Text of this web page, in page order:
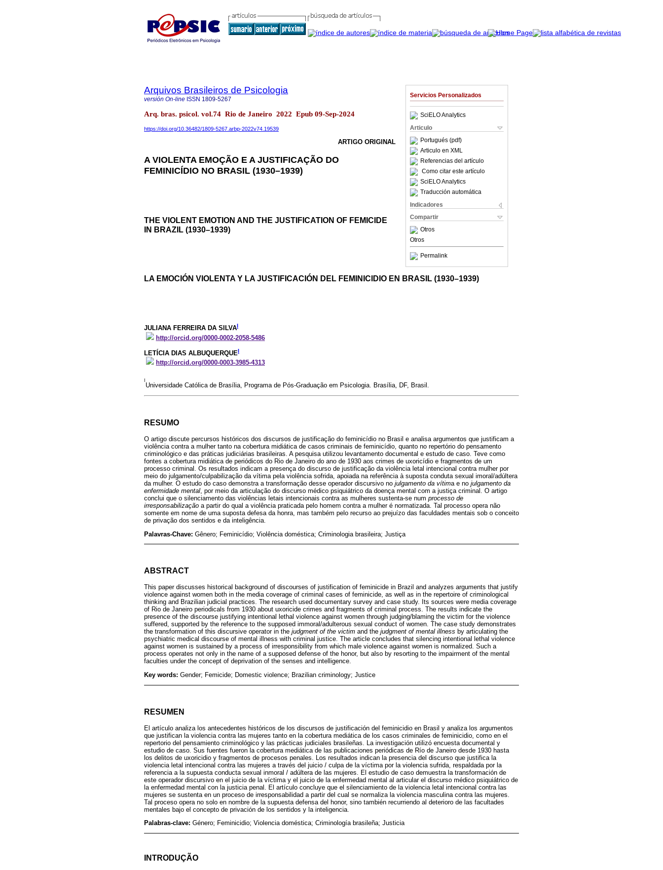
Servicios Personalizados
SciELO Analytics
Articulo
Portugués (pdf)
Articulo en XML
Referencias del artículo
Como citar este artículo
SciELO Analytics
Traducción automática
Indicadores
Compartir
Otros
Otros
Permalink
Arquivos Brasileiros de Psicologia
versión On-line ISSN 1809-5267
Arq. bras. psicol. vol.74 Rio de Janeiro 2022 Epub 09-Sep-2024
https://doi.org/10.36482/1809-5267.arbp-2022v74.19539
ARTIGO ORIGINAL
A VIOLENTA EMOÇÃO E A JUSTIFICAÇÃO DO
FEMINICÍDIO NO BRASIL (1930–1939)
THE VIOLENT EMOTION AND THE JUSTIFICATION OF FEMICIDE
IN BRAZIL (1930–1939)
LA EMOCIÓN VIOLENTA Y LA JUSTIFICACIÓN DEL FEMINICIDIO EN BRASIL (1930–1939)
JULIANA FERREIRA DA SILVA
http://orcid.org/0000-0002-2058-5486
LETÍCIA DIAS ALBUQUERQUEI
http://orcid.org/0000-0003-3985-4313
Universidade Católica de Brasília, Programa de Pós-Graduação em Psicologia. Brasília, DF, Brasil.
RESUMO
O artigo discute percursos históricos dos discursos de justificação do feminicídio no Brasil e analisa argumentos que justificam a
violência contra a mulher tanto na cobertura midiática de casos criminais de feminicídio, quanto no repertório do pensamento
criminológico e das práticas judiciárias brasileiras. A pesquisa utilizou levantamento documental e estudo de caso. Teve como
fontes a cobertura midiática de periódicos do Rio de Janeiro do ano de 1930 aos crimes de uxoricídio e fragmentos de um
processo criminal. Os resultados indicam a presença do discurso de justificação da violência letal intencional contra mulher por
meio do julgamento/culpabilização da vítima pela violência sofrida, apoiada na referência à suposta conduta sexual imoral/adúltera
da mulher. O estudo do caso demonstra a transformação desse operador discursivo no julgamento da vítima e no julgamento da
enfermidade mental , por meio da articulação do discurso médico psiquiátrico da doença mental com a justiça criminal. O artigo
conclui que o silenciamento das violências letais intencionais contra as mulheres sustenta-se num processo de
irresponsabilização a partir do qual a violência praticada pelo homem contra a mulher é normatizada. Tal processo opera não
somente em nome de uma suposta defesa da honra, mas também pelo recurso ao prejuízo das faculdades mentais sob o conceito
de privação dos sentidos e da inteligência.
Palavras-Chave: Gênero; Feminicídio; Violência doméstica; Criminologia brasileira; Justiça
ABSTRACT
This paper discusses historical background of discourses of justification of feminicide in Brazil and analyzes arguments that justify
violence against women both in the media coverage of criminal cases of feminicide, as well as in the repertoire of criminological
thinking and Brazilian judicial practices. The research used documentary survey and case study. Its sources were media coverage
of Rio de Janeiro periodicals from 1930 about uxoricide crimes and fragments of criminal process. The results indicate the
presence of the discourse justifying intentional lethal violence against women through judging/blaming the victim for the violence
suffered, supported by the reference to the supposed immoral/adulterous sexual conduct of women. The case study demonstrates
the transformation of this discursive operator in the judgment of the victim and the judgment of mental illness by articulating the
psychiatric medical discourse of mental illness with criminal justice. The article concludes that silencing intentional lethal violence
against women is sustained by a process of irresponsibility from which male violence against women is normalized. Such a
process operates not only in the name of a supposed defense of the honor, but also by resorting to the impairment of the mental
faculties under the concept of deprivation of the senses and intelligence.
Key words: Gender; Femicide; Domestic violence; Brazilian criminology; Justice
RESUMEN
El artículo analiza los antecedentes históricos de los discursos de justificación del feminicidio en Brasil y analiza los argumentos
que justifican la violencia contra las mujeres tanto en la cobertura mediática de los casos criminales de feminicidio, como en el
repertorio del pensamiento criminológico y las prácticas judiciales brasileñas. La investigación utilizó encuesta documental y
estudio de caso. Sus fuentes fueron la cobertura mediática de las publicaciones periódicas de Río de Janeiro desde 1930 hasta
los delitos de uxoricidio y fragmentos de procesos penales. Los resultados indican la presencia del discurso que justifica la
violencia letal intencional contra las mujeres a través del juicio / culpa de la víctima por la violencia sufrida, respaldada por la
referencia a la supuesta conducta sexual inmoral / adúltera de las mujeres. El estudio de caso demuestra la transformación de
este operador discursivo en el juicio de la víctima y el juicio de la enfermedad mental al articular el discurso médico psiquiátrico de
la enfermedad mental con la justicia penal. El artículo concluye que el silenciamiento de la violencia letal intencional contra las
mujeres se sustenta en un proceso de irresponsabilidad a partir del cual se normaliza la violencia masculina contra las mujeres.
Tal proceso opera no solo en nombre de la supuesta defensa del honor, sino también recurriendo al deterioro de las facultades
mentales bajo el concepto de privación de los sentidos y la inteligencia.
Palabras-clave: Género; Feminicidio; Violencia doméstica; Criminología brasileña; Justicia
INTRODUÇÃO